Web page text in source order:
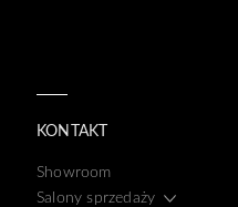
KONTAKT
Showroom
Salony sprzedaży